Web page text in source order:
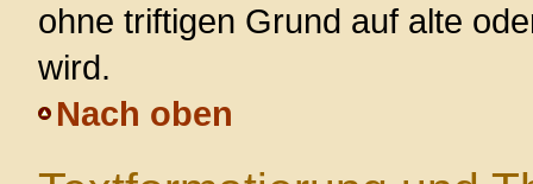
ohne triftigen Grund auf alte
wird.
Nach oben